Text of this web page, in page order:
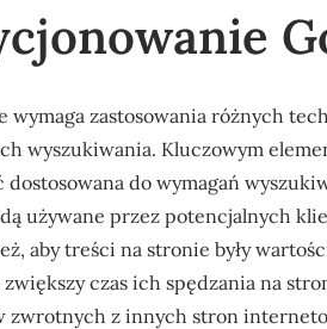
zastosowania różnych
wyszukiwania. Kluczowym
do wymagań
używane przez potencjalnych
aby treści na stronie były
czas ich spędzania na
z innych stron